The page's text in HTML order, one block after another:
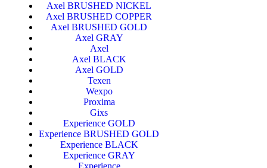
Axel BRUSHED NICKEL
Axel BRUSHED COPPER
Axel BRUSHED GOLD
Axel GRAY
Axel
Axel BLACK
Axel GOLD
Texen
Wexpo
Proxima
Gixs
Experience GOLD
Experience BRUSHED GOLD
Experience BLACK
Experience GRAY
Experience